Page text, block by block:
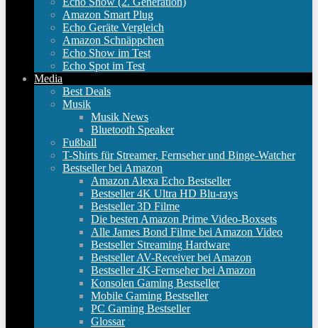
Amazon Smart Plug
Echo Geräte Vergleich
Amazon Schnäppchen
Echo Show im Test
Echo Spot im Test
Media
Best Deals
Musik
Musik News
Bluetooth Speaker
Fußball
T-Shirts für Streamer, Fernseher und Binge-Watcher
Bestseller bei Amazon
Amazon Alexa Echo Bestseller
Bestseller 4K Ultra HD Blu-rays
Bestseller 3D Filme
Die besten Amazon Prime Video-Boxsets
Alle James Bond Filme bei Amazon Video
Bestseller Streaming Hardware
Bestseller AV-Receiver bei Amazon
Bestseller 4K-Fernseher bei Amazon
Konsolen Gaming Bestseller
Mobile Gaming Bestseller
PC Gaming Bestseller
Glossar